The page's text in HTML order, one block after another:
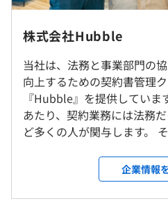
Docker、Terraform、Datadog
◎リモート可（リモートワー
オフラインでのコミュニケー
こなっています）
就業場所の変更範囲
＜雇入時＞
本社（東京都渋谷区）、およ
会社の定める場所（テレワー
1日標準労働時間：8時間
フレキシブルタイム：06：00
コアタイム：指定なし
※詳細は就業規則、およびフ
定書の定めによる
休憩時間：勤務時間の途中で
平均残業時間：平均10時間／月
株式会社Hubble
当社は、法務と事業部門の
向上するための契約書管理
『Hubble』を提供していま
あたり、契約業務には法務
ど多くの人が関与します。
適切でない契約書・情報の
生産性へ悪影響を及ぼす可
そ、法務と事業部門がコラ
企業情報